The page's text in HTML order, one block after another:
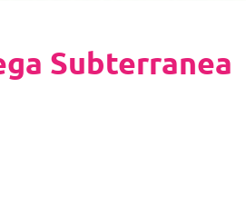
Subterranea